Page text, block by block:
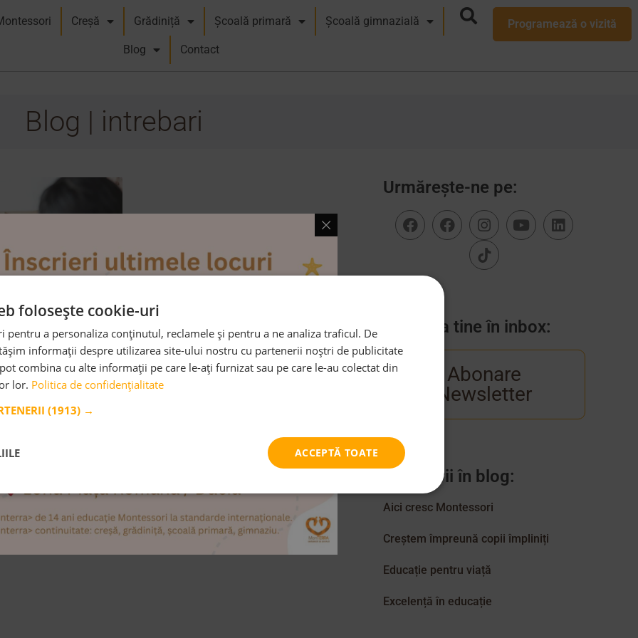
Creșă Grădiniță Școală primară Școală gimnazială
Blog Contact
Programează o vizită
Blog | intrebari
educației
de standarde a căror
un mediu
MAI MULT
Urmărește-ne pe:
Venim la tine în inbox:
Abonare
Newsletter
Categorii în blog:
Aici cresc Montessori
Creștem împreună copii împliniți
Educație pentru viață
Excelență în educație
folosește cookie-uri
pentru a personaliza conținutul, reclamele și pentru a ne analiza traficul. De
informații despre utilizarea site-ului nostru cu partenerii noștri de publicitate
combina cu alte informații pe care le-ați furnizat sau pe care le-au colectat din
lor. Politica de confidențialitate
(1913) →
ACCEPTĂ TOATE